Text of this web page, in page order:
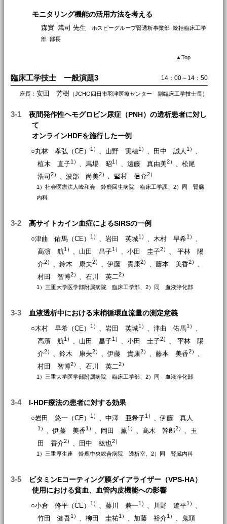
モニタリング機能の活用方法を考える
森實 篤司 先生
ホスピーグループ腎透析事業部 統括臨床工学
部 部長
▲Top
臨床工学技士 一般演題3 14：00～14：50
座長：安田 芳樹 （JCHO四日市羽津医療センター 副臨床工学技士長）
3-1
夜間発作性ヘモグロビン尿症（PNH）の透析患者に対し
て
オンラインHDFを施行した一例
○丸林 孝弘（CE）1） 、山野 実穂1） 、田中 誠人1） 、
植木 直子1） 、馬場 昭1） 、遠藤 真由美2） 、松尾
浩司2） 、波部 尚美2） 、𡌛村 信介2）
1）社会医療法人峰和会 鈴鹿回生病院 臨床工学課、2）同 腎臓
内科
3-2 高サイトカイン血症によるSIRSの一例
○津曲 佑馬（CE）1） 、岩田 英城1） 、木村 早希1） 、
髙濵 航1） 、山田 昌子1） 、小田 圭子2） 、 平林 陽
介2） 、鈴木 康夫2） 、伊藤 貴康2） 、藤本 美香2） 、
村田 智博2） 、石川 英二2）
1）三重大学医学部附属病院 臨床工学部、2）同 血液浄化部
3-3 血液透析中における末梢循環血流量の測定意義
○木村 早希（CE）1） 、岩田 英城1） 、津曲 佑馬1） 、
高濱 航1） 、山田 昌子1） 、小田 圭子2） 、 平林 陽
介2） 、鈴木 康夫2） 、伊藤 貴康2） 、藤本 美香2） 、
村田 智博2） 、石川 英二2）
1）三重大学医学部附属病院 臨床工学部、2）同 血液浄化部
3-4 I-HDF療法の患者に対する効果
○岩田 悠一（CE）1） 、中澤 亜希子1） 、伊藤 真人
1） 、伊藤 美香1） 、岡田 薫1） 、髙木 幹郎2） 、玉
田 香介2） 、田中 紘也2）
1）三重厚生連 鈴鹿中央総合病院 透析室、2）同 腎臓内科
3-5
ビタミンEコーティング膜ダイアライザー（VPS-HA）
使用における貧血、血管内皮機能への影響
○小倉 脩平（CE）1） 、藤川 兼一1） 、川野 遼平1） 、
竹田 健吾1） 、柳田 圭祐1） 、加藤 裕介1） 、鬼頭